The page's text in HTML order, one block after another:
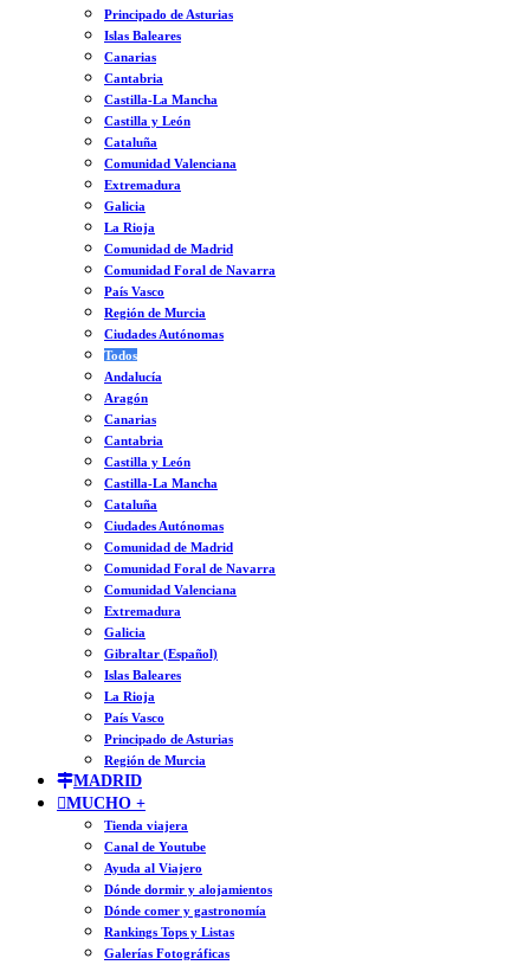
Principado de Asturias
Islas Baleares
Canarias
Cantabria
Castilla-La Mancha
Castilla y León
Cataluña
Comunidad Valenciana
Extremadura
Galicia
La Rioja
Comunidad de Madrid
Comunidad Foral de Navarra
País Vasco
Región de Murcia
Ciudades Autónomas
Todos
Andalucía
Aragón
Canarias
Cantabria
Castilla y León
Castilla-La Mancha
Cataluña
Ciudades Autónomas
Comunidad de Madrid
Comunidad Foral de Navarra
Comunidad Valenciana
Extremadura
Galicia
Gibraltar (Español)
Islas Baleares
La Rioja
País Vasco
Principado de Asturias
Región de Murcia
MADRID
MUCHO +
Tienda viajera
Canal de Youtube
Ayuda al Viajero
Dónde dormir y alojamientos
Dónde comer y gastronomía
Rankings Tops y Listas
Galerías Fotográficas